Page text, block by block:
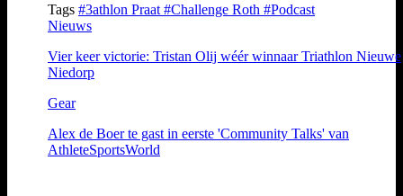
Tags #3athlon Praat #Challenge Roth #Podcast
Nieuws
Vier keer victorie: Tristan Olij wéér winnaar Triathlon Nieuwe
Niedorp
Gear
Alex de Boer te gast in eerste 'Community Talks' van
AthleteSportsWorld